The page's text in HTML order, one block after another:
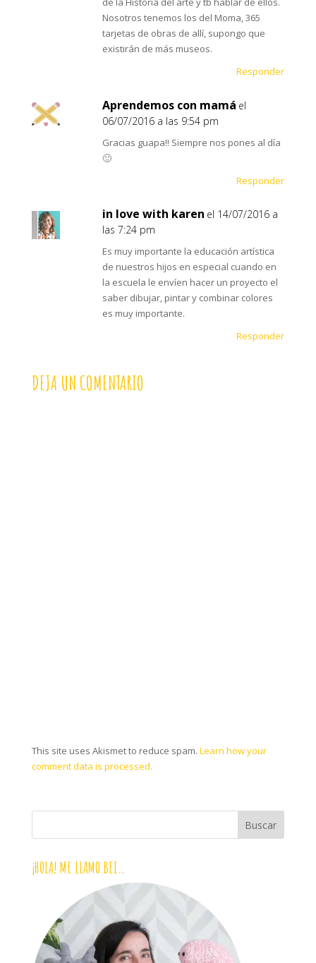
Nosotros tenemos los del Moma, 365
tarjetas de obras de allí, supongo que
existirán de más museos.
Responder
Aprendemos con mamá el
06/07/2016 a las 9:54 pm
Gracias guapa!! Siempre nos pones al día
🙂
Responder
in love with karen el 14/07/2016 a
las 7:24 pm
Es muy importante la educación artística
de nuestros hijos en especial cuando en
la escuela le envíen hacer un proyecto el
saber dibujar, pintar y combinar colores
es muy importante.
Responder
DEJA UN COMENTARIO
This site uses Akismet to reduce spam. Learn how your
comment data is processed.
¡HOLA! ME LLAMO BEI…